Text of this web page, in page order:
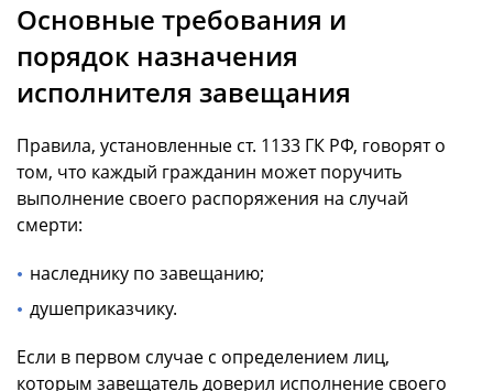
Основные требования и
порядок назначения
исполнителя завещания
Правила, установленные ст. 1133 ГК РФ, говорят о
том, что каждый гражданин может поручить
выполнение своего распоряжения на случай
смерти:
наследнику по завещанию;
душеприказчику.
Если в первом случае с определением лиц,
которым завещатель доверил исполнение своего